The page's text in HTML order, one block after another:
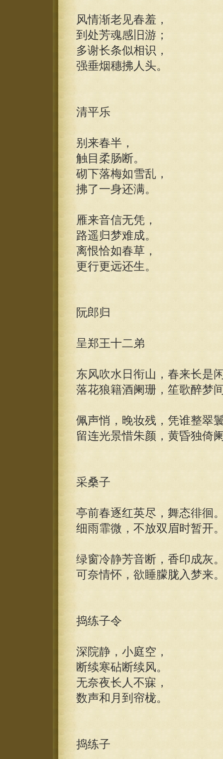
风情渐老见春羞，
到处芳魂感旧游；
多谢长条似相识，
强垂烟穗拂人头。
清平乐
别来春半，
触目柔肠断。
砌下落梅如雪乱，
拂了一身还满。
雁来音信无凭，
路遥归梦难成。
离恨恰如春草，
更行更远还生。
阮郎归
呈郑王十二弟
东风吹水日衔山，春来长是
落花狼籍酒阑珊，笙歌醉梦
佩声悄，晚妆残，凭谁整翠
留连光景惜朱颜，黄昏独倚
采桑子
亭前春逐红英尽，舞态徘徊
细雨霏微，不放双眉时暂开
绿窗冷静芳音断，香印成灰
可奈情怀，欲睡朦胧入梦来
捣练子令
深院静，小庭空，
断续寒砧断续风。
无奈夜长人不寐，
数声和月到帘栊。
捣练子